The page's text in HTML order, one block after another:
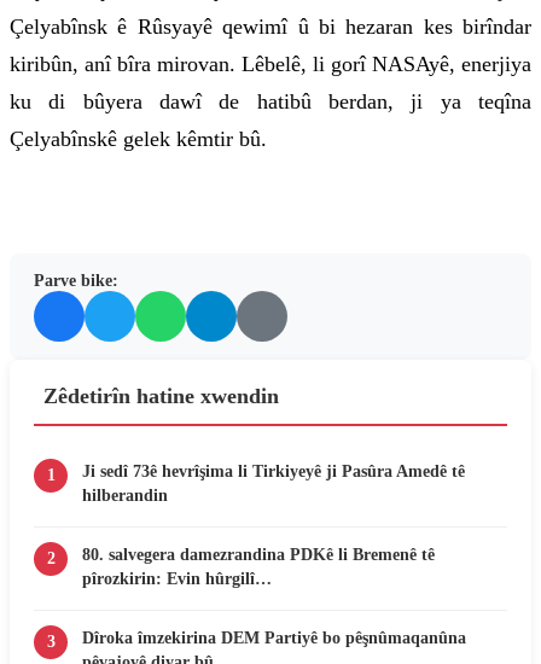
Çelyabînsk ê Rûsyayê qewimî û bi hezaran kes birîndar
kiribûn, anî bîra mirovan. Lêbelê, li gorî NASAyê, enerjiya
ku di bûyera dawî de hatibû berdan, ji ya teqîna
Çelyabînskê gelek kêmtir bû.
Parve bike:
Zêdetirîn hatine xwendin
1
Ji sedî 73ê hevrîşima li Tirkiyeyê ji Pasûra Amedê tê
hilberandin
2
80. salvegera damezrandina PDKê li Bremenê tê
pîrozkirin: Evin hûrgilî…
3
Dîroka îmzekirina DEM Partiyê bo pêşnûmaqanûna